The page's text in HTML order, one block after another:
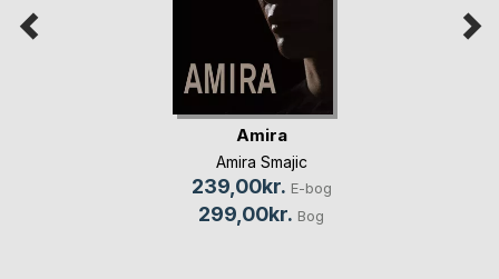
Amira
Amira Smajic
239,00kr. E-bog
299,00kr. Bog